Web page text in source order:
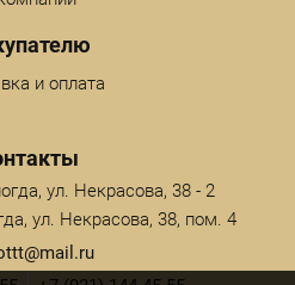
и оплата
ул. Некрасова, 38 - 2
ул. Некрасова, 38, пом. 4